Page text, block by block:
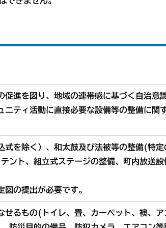
促進を図り、地域の連帯感に基づく自治意
ニティ活動に直接必要な設備等の整備に関
式を除く）、和太鼓及び法被等の整備(特定
ント、組立式ステージの整備、町内放送設
の提出が必要です。
せるもの(トイレ、畳、カーペット、襖、ア